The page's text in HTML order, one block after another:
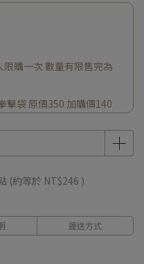
限購一次 數量有限售完為
擊袋 原價350 加購價140
(約等於 NT$246 )
運送方式